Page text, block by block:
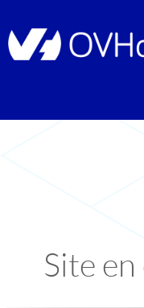
Site